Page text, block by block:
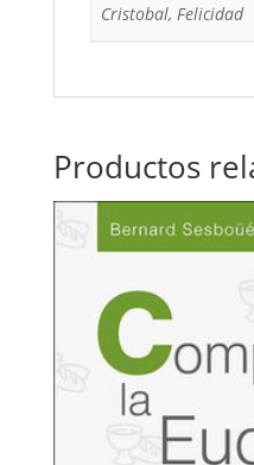
Cristobal, Felicidad
Productos